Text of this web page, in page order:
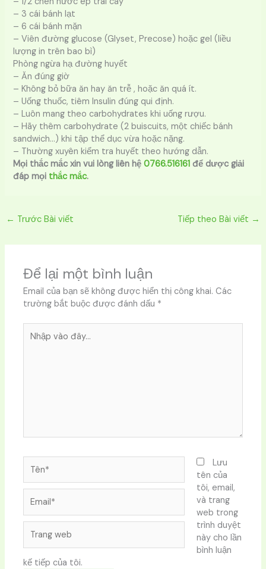
– 3 cái bánh lạt
– 6 cái bánh mặn
– Viên đường glucose (Glyset, Precose) hoặc gel (liều
lượng in trên bao bì)
Phòng ngừa hạ đường huyết
– Ăn đúng giờ
– Không bỏ bữa ăn hay ăn trễ , hoặc ăn quá ít.
– Uống thuốc, tiêm Insulin đúng qui định.
– Luôn mang theo carbohydrates khi uống rượu.
– Hãy thêm carbohydrate (2 buiscuits, một chiếc bánh
sandwich…) khi tập thể dục vừa hoặc nặng.
– Thường xuyên kiểm tra huyết theo hướng dẫn.
Mọi thắc mắc xin vui lòng liên hệ0766.516161 để dược giải
đáp mọi thắc mắc.
← Trước Bài viết Tiếp theo Bài viết →
Để lại một bình luận
Email của bạn sẽ không được hiển thị công khai. Các
trường bắt buộc được đánh dấu *
vào
web
Lưu
tên của
tôi, email,
và trang
web trong
trình duyệt
này cho lần
bình luận
kế tiếp của tôi.